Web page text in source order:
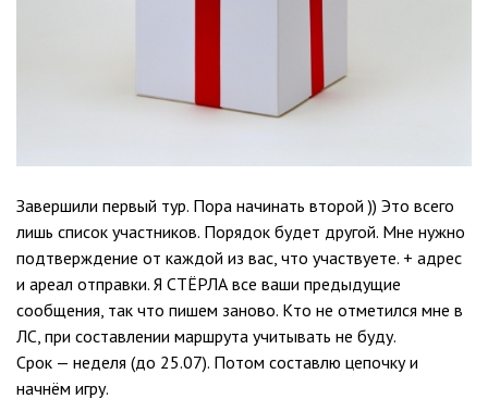
Завершили первый тур. Пора начинать второй )) Это всего
лишь список участников. Порядок будет другой. Мне нужно
подтверждение от каждой из вас, что участвуете. + адрес
и ареал отправки. Я СТЁРЛА все ваши предыдущие
сообщения, так что пишем заново. Кто не отметился мне в
ЛС, при составлении маршрута учитывать не буду.
Срок — неделя (до 25.07). Потом составлю цепочку и
начнём игру.